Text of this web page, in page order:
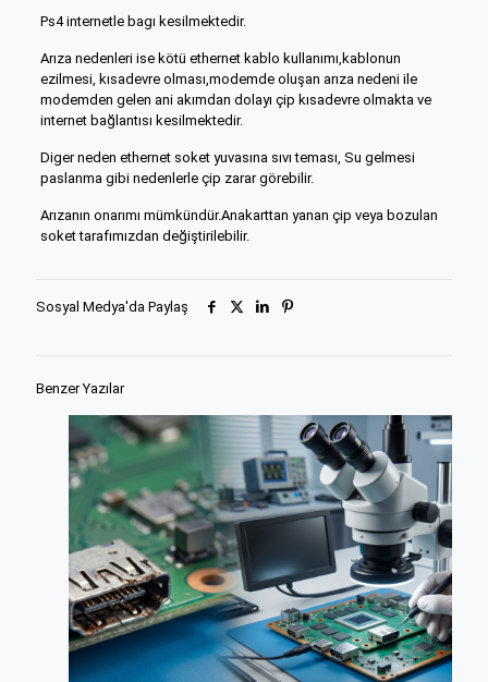
Ps4 internetle bagı kesilmektedir.
Arıza nedenleri ise kötü ethernet kablo kullanımı,kablonun
ezilmesi, kısadevre olması,modemde oluşan arıza nedeni ile
modemden gelen ani akımdan dolayı çip kısadevre olmakta ve
internet bağlantısı kesilmektedir.
Diger neden ethernet soket yuvasına sıvı teması, Su gelmesi
paslanma gibi nedenlerle çip zarar görebilir.
Arızanın onarımı mümkündür.Anakarttan yanan çip veya bozulan
soket tarafımızdan değiştirilebilir.
Sosyal Medya'da Paylaş
Benzer Yazılar